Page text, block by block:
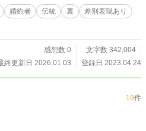
婚約者 伝統 裏
差別表現あり
感想数 0
文字数 342,004
終更新日 2026.01.03
登録日 2023.04.24
19件